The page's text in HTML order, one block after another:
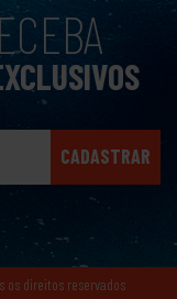
CADASTRAR
os direitos reservados